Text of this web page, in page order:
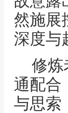
然施展
深度与
修炼
通配合
与思索